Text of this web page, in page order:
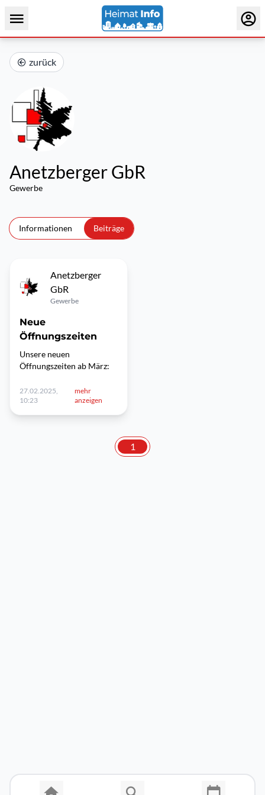
zurück
Anetzberger GbR
Gewerbe
Informationen Beiträge
Anetzberger
GbR
Gewerbe
Neue
Öffnungszeiten
Unsere neuen
Öffnungszeiten ab März:
27.02.2025,
10:23
mehr
anzeigen
1